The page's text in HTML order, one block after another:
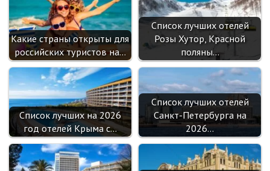
Какие страны открыты для
российских туристов на…
Список лучших отелей
Розы Хутор, Красной
поляны…
Список лучших на 2026
год отелей Крыма с…
Список лучших отелей
Санкт-Петербурга на
2026…